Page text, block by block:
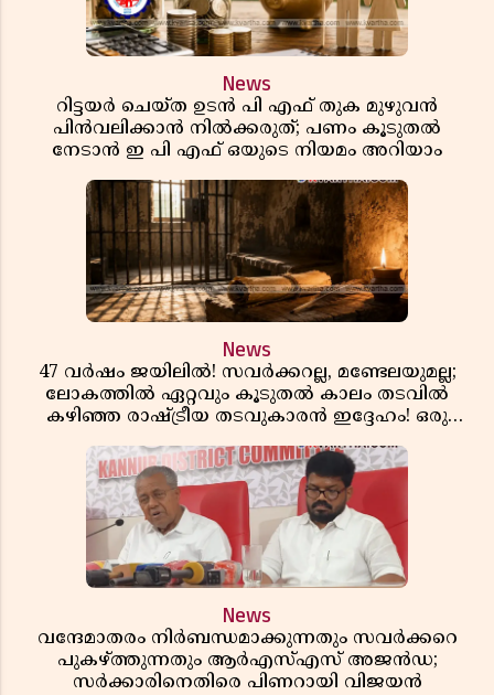
News
റിട്ടയർ ചെയ്ത ഉടൻ പി എഫ് തുക മുഴുവൻ
പിൻവലിക്കാൻ നിൽക്കരുത്; പണം കൂടുതൽ
നേടാൻ ഇ പി എഫ് ഒയുടെ നിയമം അറിയാം
News
47 വർഷം ജയിലിൽ! സവർക്കറല്ല, മണ്ടേലയുമല്ല;
ലോകത്തിൽ ഏറ്റവും കൂടുതൽ കാലം തടവിൽ
കഴിഞ്ഞ രാഷ്ട്രീയ തടവുകാരൻ ഇദ്ദേഹം! ഒരു
News
വന്ദേമാതരം നിർബന്ധമാക്കുന്നതും സവർക്കറെ
പുകഴ്ത്തുന്നതും ആർഎസ്എസ് അജൻഡ;
സർക്കാരിനെതിരെ പിണറായി വിജയൻ